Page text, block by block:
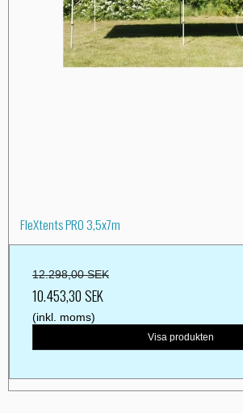
FleXtents PRO 3,5x7m
12.298,00 SEK
10.453,30 SEK
(inkl. moms)
Visa produkten